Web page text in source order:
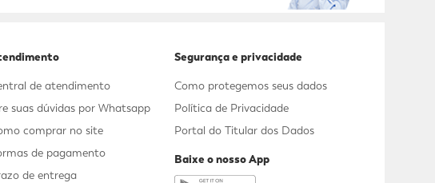
de atendimento
suas dúvidas por Whatsapp
comprar no site
de pagamento
de entrega
Segurança e privacidade
Como protegemos seus dados
Política de Privacidade
Portal do Titular dos Dados
Baixe o nosso App